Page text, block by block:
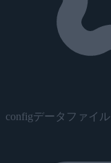
configデータファイル